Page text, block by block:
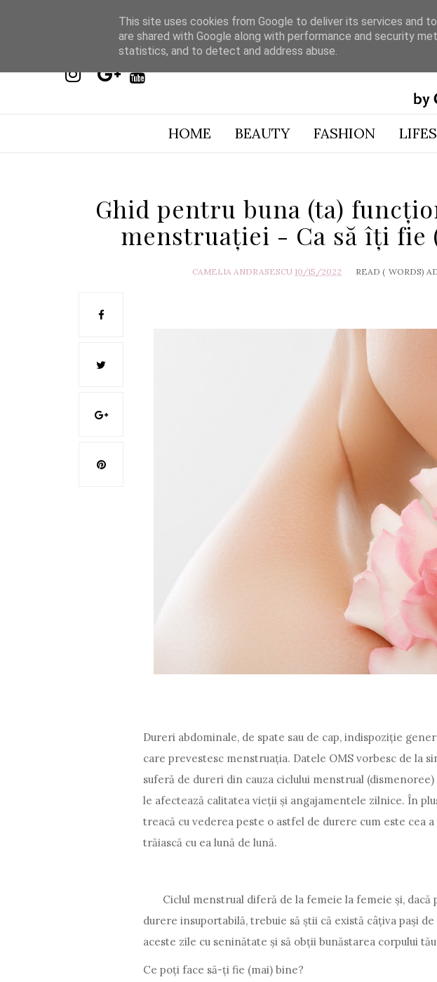
HOME BEAUTY FASHION
Ghid pentru buna (ta)
menstruației - Ca să îți fie
CAMELIA ANDRASESCU 10/15/2022 READ ( WORDS)
Dureri abdominale, de spate sau de cap, indispoziție
care prevestesc menstruația. Datele OMS vorbesc de la
suferă de dureri din cauza ciclului menstrual
le afectează calitatea vieții și angajamentele zilnice. În
treacă cu vederea peste o astfel de durere cum este cea
trăiască cu ea lună de lună.
Ciclul menstrual diferă de la femeie la femeie și, dacă
durere insuportabilă, trebuie să știi că există câțiva pași
aceste zile cu seninătate și să obții bunăstarea corpului
Ce poți face să-ți fie (mai) bine?
This site uses cookies from Google to deliver its services and
are shared with Google along with performance and security
statistics, and to detect and address abuse.